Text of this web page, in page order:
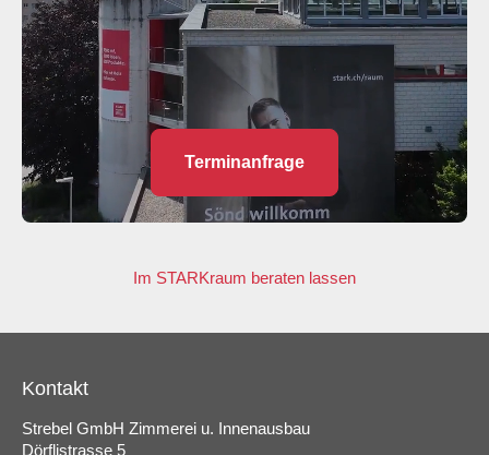
Terminanfrage
Im STARKraum beraten lassen
Kontakt
Strebel GmbH Zimmerei u. Innenausbau
Dörflistrasse 5